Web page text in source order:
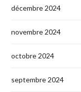
décembre 2024
novembre 2024
octobre 2024
septembre 2024